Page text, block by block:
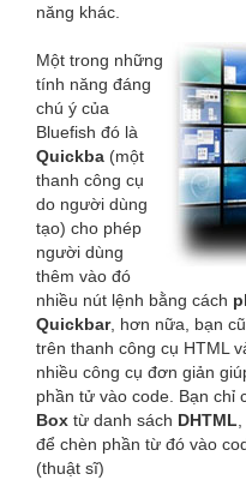
năng khác.
Một trong những
tính năng đáng
chú ý của
Bluefish đó là
Quickba (một
thanh công cụ
do người dùng
tạo) cho phép
người dùng
thêm vào đó
nhiều nút lệnh bằng cách
Quickbar, hơn nữa, bạn
trên thanh công cụ HTML
nhiều công cụ đơn giản
phần tử vào code. Bạn chỉ
Box từ danh sách DHTML
để chèn phần từ đó vào
(thuật sĩ)